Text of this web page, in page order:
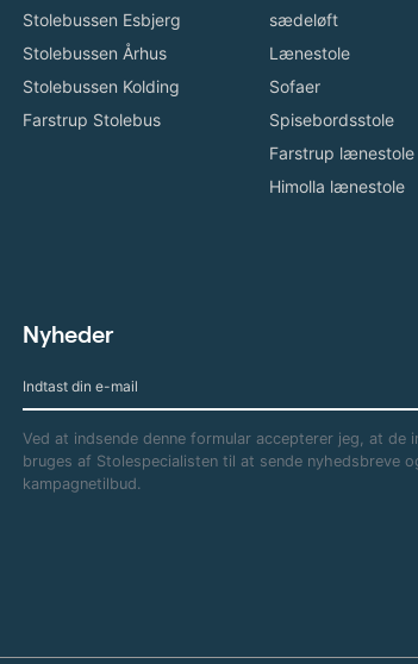
Stolebussen Esbjerg
Stolebussen Århus
Stolebussen Kolding
Farstrup Stolebus
sædeløft
Lænestole
Sofaer
Spisebordsstole
Farstrup lænestole
Himolla lænestole
Nyheder
Ved at indsende denne formular accepterer jeg, at de
bruges af Stolespecialisten til at sende nyhedsbreve
kampagnetilbud.